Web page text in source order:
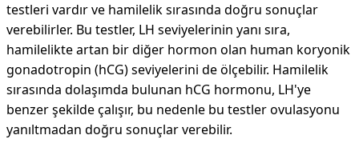
testleri vardır ve hamilelik sırasında doğru sonuçlar
verebilirler. Bu testler, LH seviyelerinin yanı sıra,
hamilelikte artan bir diğer hormon olan human koryonik
gonadotropin (hCG) seviyelerini de ölçebilir. Hamilelik
sırasında dolaşımda bulunan hCG hormonu, LH'ye
benzer şekilde çalışır, bu nedenle bu testler ovulasyonu
yanıltmadan doğru sonuçlar verebilir.